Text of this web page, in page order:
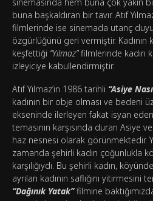
buna başkaldıran bir tavır. Atıf
filmlerinde ise sinemada utanç
özgürlüğünü geri vermiştir. Kadının
keşfettiği “Yılmaz”filmlerinde kadın
izleyiciye kabullendirmiştir.
Atıf Yılmaz’ın 1986 tarihli “Asiye
kadının bir obje olması ve bedeni
ekseninde ilerleyen fakat isyan
temasının karşısında duran Asiye ve
haz nesnesi olarak görünmektedir.
zamanda şehirli kadın çoğunlukla
karşılığıydı. Bu şehirli kadın,
ayrılan kadının saflığını yitirmesini
“Dağınık Yatak”filmine